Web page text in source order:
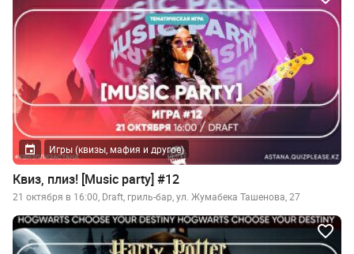
Игры (квизы, мафия и другое)
Квиз, плиз! [Music party] #12
21 октября в 16:00, Draft, гриль-бар, ул. Жумабека Ташенова, 27